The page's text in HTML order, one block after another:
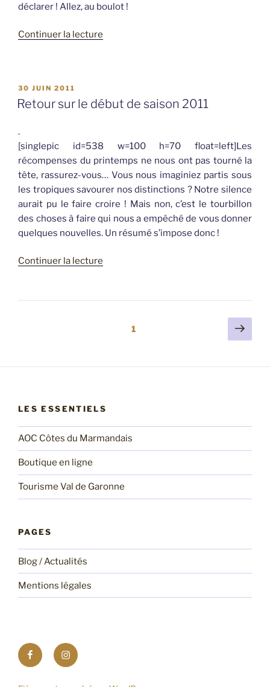
déclarer ! Allez, au boulot !
Continuer la lecture
PUBLIÉ
LE
30 JUIN 2011
Retour sur le début de saison 2011
.
[singlepic id=538 w=100 h=70 float=left]Les
récompenses du printemps ne nous ont pas tourné la
tête, rassurez-vous… Vous nous imaginiez partis sous
les tropiques savourer nos distinctions ? Notre silence
aurait pu le faire croire ! Mais non, c’est le tourbillon
des choses à faire qui nous a empêché de vous donner
quelques nouvelles. Un résumé s’impose donc !
Continuer la lecture
le
Page1
Page
LES ESSENTIELS
AOC Côtes du Marmandais
Boutique en ligne
Tourisme Val de Garonne
PAGES
Blog / Actualités
Mentions légales
Suivez
notre
Abonnez
vous